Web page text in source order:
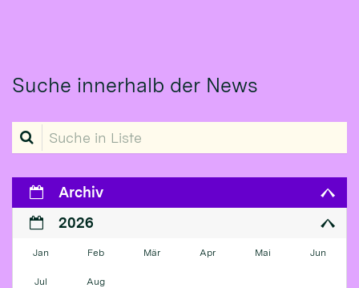
Suche innerhalb der News
Suche in Liste
Archiv
2026
Jan Feb Mär Apr Mai Jun
Jul Aug